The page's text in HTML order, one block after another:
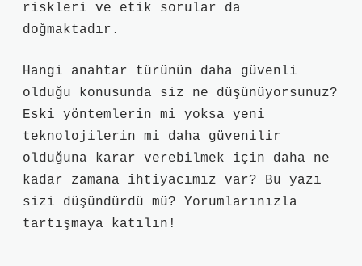
riskleri ve etik sorular da
doğmaktadır.
Hangi anahtar türünün daha güvenli
olduğu konusunda siz ne düşünüyorsunuz?
Eski yöntemlerin mi yoksa yeni
teknolojilerin mi daha güvenilir
olduğuna karar verebilmek için daha ne
kadar zamana ihtiyacımız var? Bu yazı
sizi düşündürdü mü? Yorumlarınızla
tartışmaya katılın!